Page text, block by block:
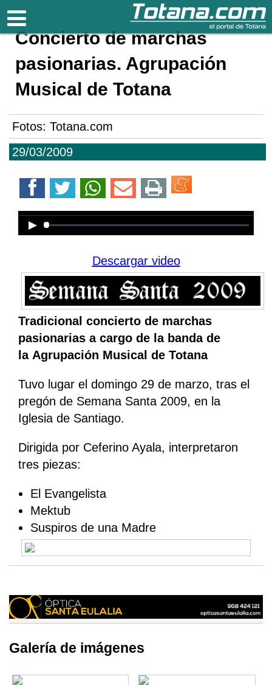
Totana.com
29/03/2009
Concierto de marchas
pasionarias. Agrupación
Musical de Totana
Fotos: Totana.com
Error loading media: File could not
be played
Descargar video
Tradicional concierto de marchas
pasionarias a cargo de la banda de
la Agrupación Musical de Totana
Tuvo lugar el domingo 29 de marzo, tras el
pregón de Semana Santa 2009, en la
Iglesia de Santiago.
Dirigida por Ceferino Ayala, interpretaron
tres piezas:
El Evangelista
Mektub
Suspiros de una Madre
Galería de imágenes